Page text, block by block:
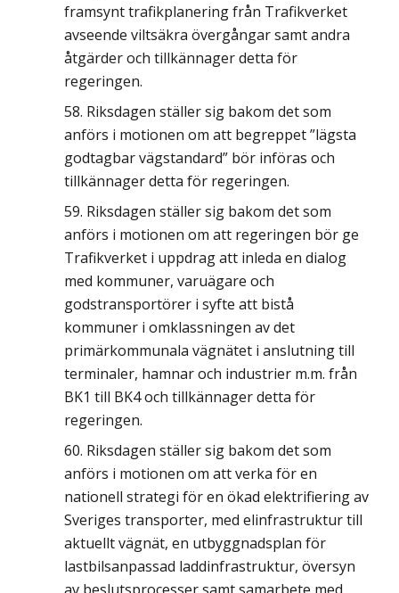
framsynt trafikplanering från Trafikverket
avseende viltsäkra övergångar samt andra
åtgärder och tillkännager detta för
regeringen.
Riksdagen ställer sig bakom det som
anförs i motionen om att begreppet ”lägsta
godtagbar vägstandard” bör införas och
tillkännager detta för regeringen.
Riksdagen ställer sig bakom det som
anförs i motionen om att regeringen bör ge
Trafikverket i uppdrag att inleda en dialog
med kommuner, varuägare och
godstransportörer i syfte att bistå
kommuner i omklassningen av det
primärkommunala vägnätet i anslutning till
terminaler, hamnar och industrier m.m. från
BK1 till BK4 och tillkännager detta för
regeringen.
Riksdagen ställer sig bakom det som
anförs i motionen om att verka för en
nationell strategi för en ökad elektrifiering av
Sveriges transporter, med elinfrastruktur till
aktuellt vägnät, en utbyggnadsplan för
lastbilsanpassad laddinfrastruktur, översyn